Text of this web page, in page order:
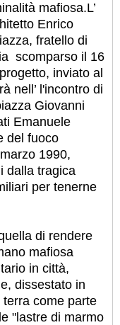
mafiosa.L’
Enrico
fratello di
scomparso il 16
inviato al
nell’ l'incontro di
Giovanni
Emanuele
del fuoco
1990,
dalla tragica
per tenerne
di rendere
mafiosa
in città,
dissestato in
come parte
"lastre di marmo